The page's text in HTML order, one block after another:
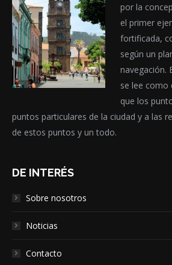
por la
el primer
fortificada,
según un
navegación.
se lee como
que los
puntos particulares de la ciudad y a las
de estos puntos y un todo.
DE INTERÉS
Sobre nosotros
Noticias
Contacto